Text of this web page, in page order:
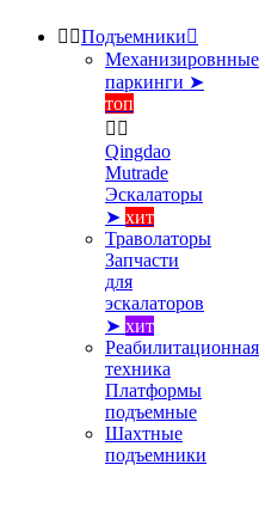
 Подъемники
Механизировнные
паркинги ➤
топ
 
Qingdao
Mutrade
Эскалаторы
➤ хит
Траволаторы
Запчасти
для
эскалаторов
➤ хит
Реабилитационная
техника
Платформы
подъемные
Шахтные
подъемники